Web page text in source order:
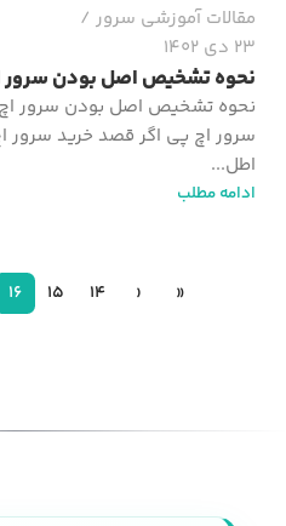
مقالات آموزشی سرور
23 دی 1402
نحوه تشخیص اصل بودن سرور
نحوه تشخیص اصل بودن سرور
سرور اچ پی اگر قصد خرید سرور
اطل...
ادامه مطلب
«
‹
14
15
16